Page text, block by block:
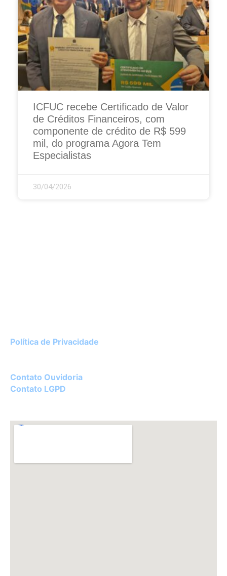
ICFUC recebe Certificado de Valor
de Créditos Financeiros, com
componente de crédito de R$ 599
mil, do programa Agora Tem
Especialistas
30/04/2026
Política de Privacidade
Contato Ouvidoria
Contato LGPD